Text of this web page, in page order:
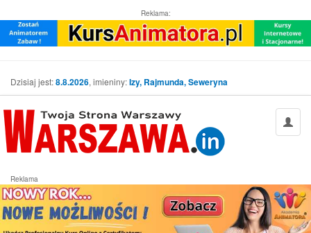
Reklama:
Dzisiaj jest:8.8.2026, imieniny:Izy, Rajmunda, Seweryna
Reklama